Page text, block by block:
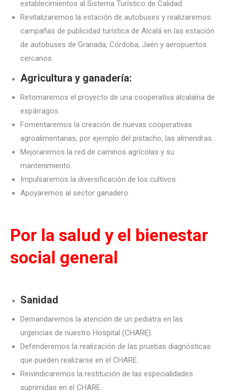
establecimientos al Sistema Turístico de Calidad.
Revitalizaremos la estación de autobuses y realizaremos
campañas de publicidad turística de Alcalá en las estación
de autobuses de Granada, Córdoba, Jaén y aeropuertos
cercanos.
Agricultura y ganadería:
Retomaremos el proyecto de una cooperativa alcalaína de
espárragos.
Fomentaremos la creación de nuevas cooperativas
agroalimentarias, por ejemplo del pistacho, las almendras…
Mejoraremos la red de caminos agrícolas y su
mantenimiento.
Impulsaremos la diversificación de los cultivos.
Apoyaremos al sector ganadero.
Por la salud y el bienestar
social general
Sanidad
Demandaremos la atención de un pediatra en las
urgencias de nuestro Hospital (CHARE).
Defenderemos la realización de las pruebas diagnósticas
que pueden realizarse en el CHARE.
Reivindicaremos la restitución de las especialidades
suprimidas en el CHARE.